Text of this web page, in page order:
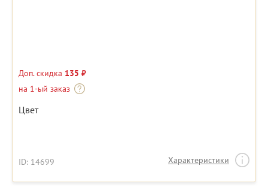
Доп. скидка 135 ₽
на 1-ый заказ
Цвет
ID: 14699 Характеристики